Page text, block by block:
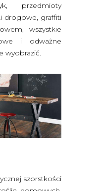
przedmioty
drogowe, graffiti
wszystkie
i odważne
wyobrazić.
szorstkości